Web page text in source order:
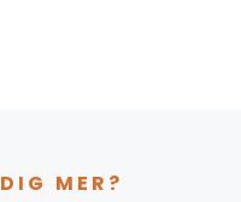
MER?